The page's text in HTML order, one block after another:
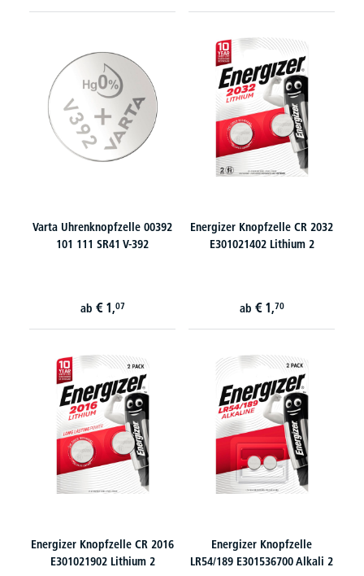
Varta Uhrenknopfzelle 00392
101 111 SR41 V-392
ab € 1,07
Energizer Knopfzelle CR 2032
E301021402 Lithium 2
ab € 1,70
Energizer Knopfzelle CR 2016
E301021902 Lithium 2
Energizer Knopfzelle
LR54/189 E301536700 Alkali 2